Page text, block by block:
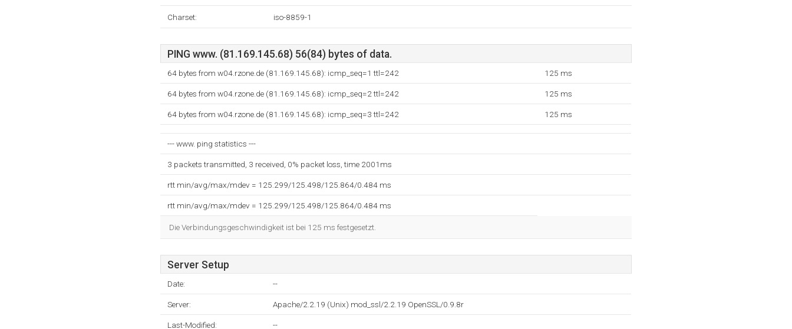
Charset: iso-8859-1
PING www. (81.169.145.68) 56(84) bytes of data.
64 bytes from w04.rzone.de (81.169.145.68): icmp_seq=1 ttl=242 125 ms
64 bytes from w04.rzone.de (81.169.145.68): icmp_seq=2 ttl=242 125 ms
64 bytes from w04.rzone.de (81.169.145.68): icmp_seq=3 ttl=242 125 ms
--- www. ping statistics ---
3 packets transmitted, 3 received, 0% packet loss, time 2001ms
rtt min/avg/max/mdev = 125.299/125.498/125.864/0.484 ms
rtt min/avg/max/mdev = 125.299/125.498/125.864/0.484 ms
Die Verbindungsgeschwindigkeit ist bei 125 ms festgesetzt.
Server Setup
Date: --
Server: Apache/2.2.19 (Unix) mod_ssl/2.2.19 OpenSSL/0.9.8r
Last-Modified: --